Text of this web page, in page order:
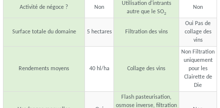
Activité de négoce ? Non
Utilisation d'intrants
autre que le SO2
Non
Surface totale du domaine 5 hectares Filtration des vins
Oui Pas de
collage des
vins
Rendements moyens 40 hl/ha Collage des vins
Non Filtration
uniquement
pour les
Clairette de
Die
Flash pasteurisation,
osmose inverse, filtration